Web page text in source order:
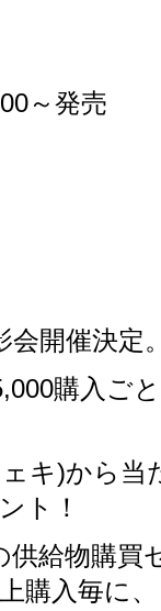
～発売
会開催決定
購入ご
キ)から当
ト！
供給物購買
購入毎に、